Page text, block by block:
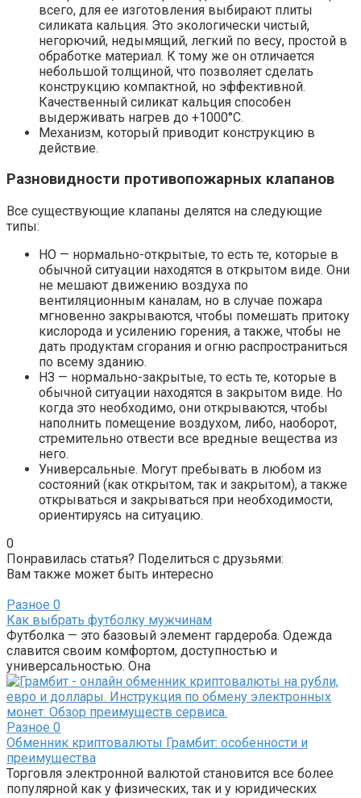
всего, для ее изготовления выбирают плиты
силиката кальция. Это экологически чистый,
негорючий, недымящий, легкий по весу, простой в
обработке материал. К тому же он отличается
небольшой толщиной, что позволяет сделать
конструкцию компактной, но эффективной.
Качественный силикат кальция способен
выдерживать нагрев до +1000°C.
Механизм, который приводит конструкцию в
действие.
Разновидности противопожарных клапанов
Все существующие клапаны делятся на следующие
типы:
НО — нормально-открытые, то есть те, которые в
обычной ситуации находятся в открытом виде. Они
не мешают движению воздуха по
вентиляционным каналам, но в случае пожара
мгновенно закрываются, чтобы помешать притоку
кислорода и усилению горения, а также, чтобы не
дать продуктам сгорания и огню распространиться
по всему зданию.
НЗ — нормально-закрытые, то есть те, которые в
обычной ситуации находятся в закрытом виде. Но
когда это необходимо, они открываются, чтобы
наполнить помещение воздухом, либо, наоборот,
стремительно отвести все вредные вещества из
него.
Универсальные. Могут пребывать в любом из
состояний (как открытом, так и закрытом), а также
открываться и закрываться при необходимости,
ориентируясь на ситуацию.
0
Понравилась статья? Поделиться с друзьями:
Вам также может быть интересно
Разное 0
Как выбрать футболку мужчинам
Футболка — это базовый элемент гардероба. Одежда
славится своим комфортом, доступностью и
универсальностью. Она
Разное 0
Обменник криптовалюты Грамбит: особенности и
преимущества
Торговля электронной валютой становится все более
популярной как у физических, так и у юридических